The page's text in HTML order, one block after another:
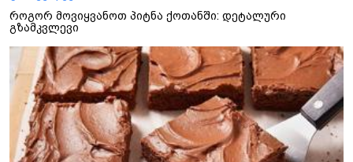
როგორ მოვიყვანოთ პიტნა ქოთანში: დეტალური
გზამკვლევი